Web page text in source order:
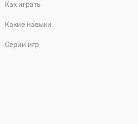
Как играть
Какие навыки
Серии игр